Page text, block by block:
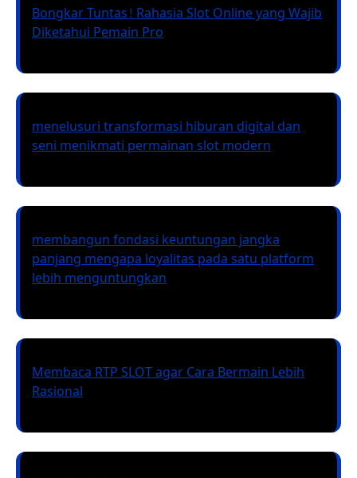
Bongkar Tuntas! Rahasia Slot Online yang Wajib
Diketahui Pemain Pro
menelusuri transformasi hiburan digital dan
seni menikmati permainan slot modern
membangun fondasi keuntungan jangka
panjang mengapa loyalitas pada satu platform
lebih menguntungkan
Membaca RTP SLOT agar Cara Bermain Lebih
Rasional